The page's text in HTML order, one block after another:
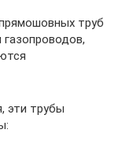
труб
эти трубы